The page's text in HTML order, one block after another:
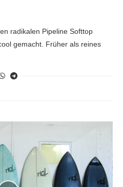
radikalen Pipeline Softtop
gemacht. Früher als reines